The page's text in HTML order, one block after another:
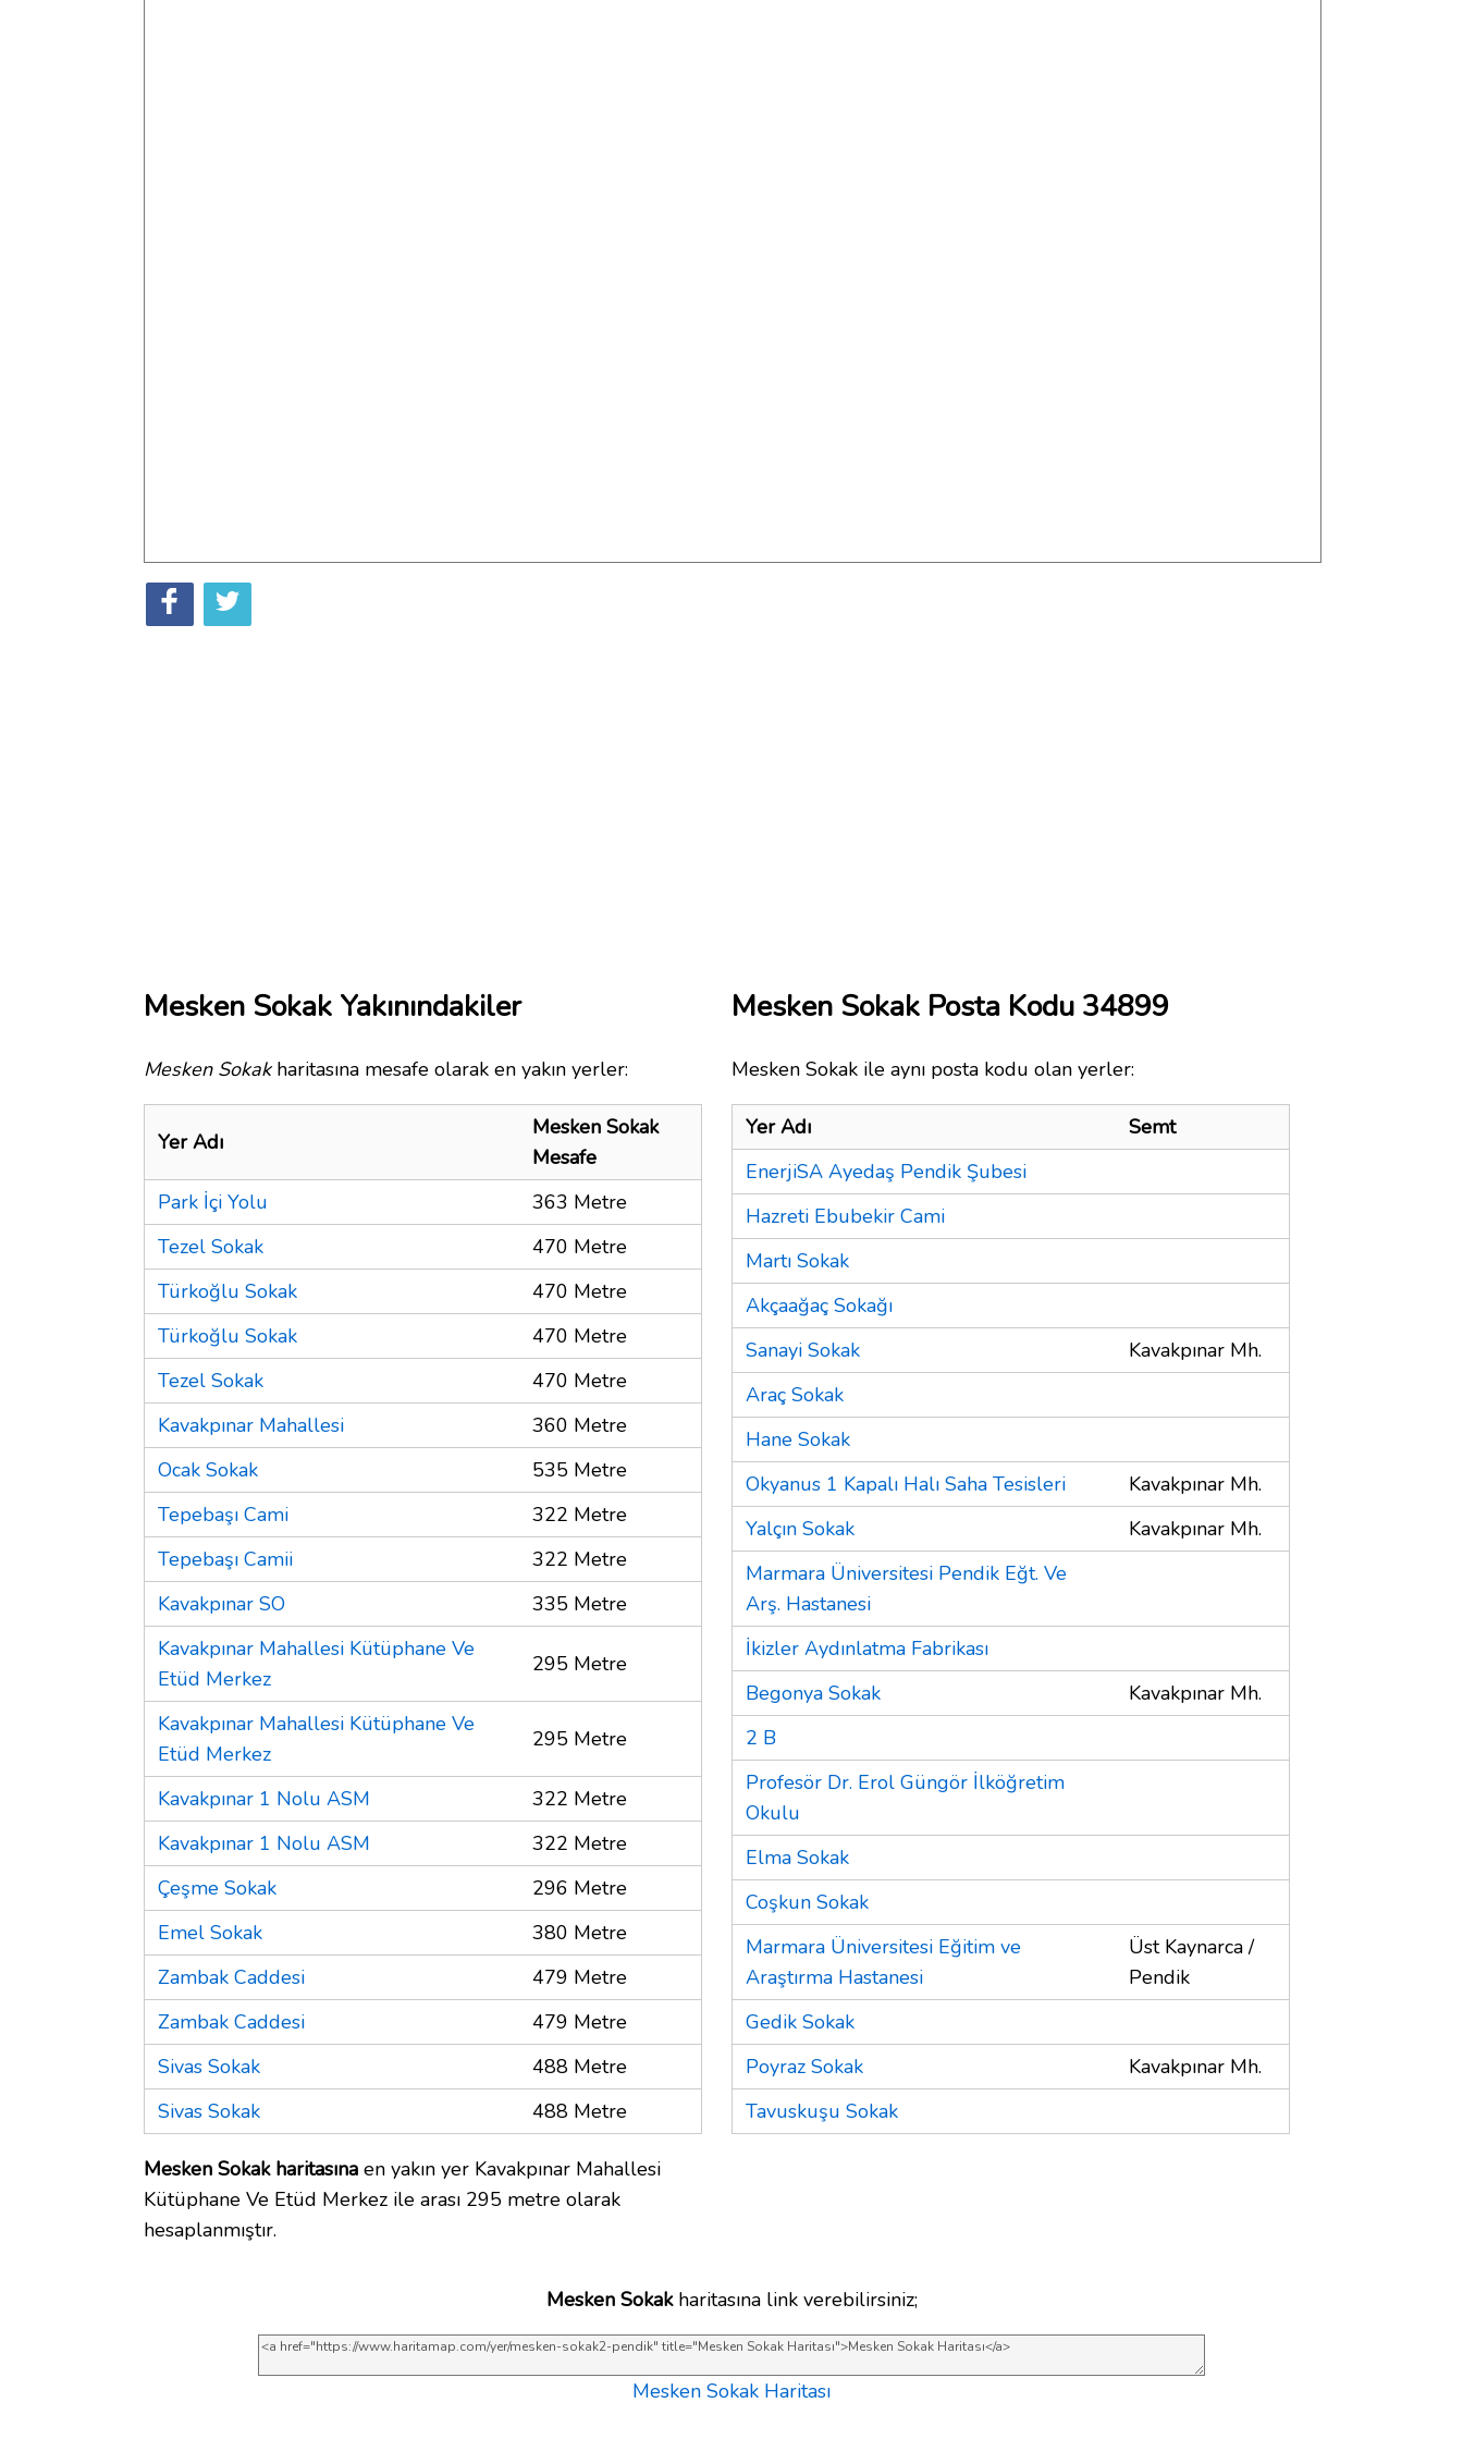
Mesken Sokak Yakınındakiler
Mesken Sokakharitasına mesafe olarak en yakın yerler:
Yer Adı
Mesken Sokak
Mesafe
Park İçi Yolu
363 Metre
Tezel Sokak
470 Metre
Türkoğlu Sokak
470 Metre
Türkoğlu Sokak
470 Metre
Tezel Sokak
470 Metre
Kavakpınar Mahallesi
360 Metre
Ocak Sokak
535 Metre
Tepebaşı Cami
322 Metre
Tepebaşı Camii
322 Metre
Kavakpınar SO
335 Metre
Kavakpınar Mahallesi Kütüphane Ve
Etüd Merkez
295 Metre
Kavakpınar Mahallesi Kütüphane Ve
Etüd Merkez
295 Metre
Kavakpınar 1 Nolu ASM
322 Metre
Kavakpınar 1 Nolu ASM
322 Metre
Çeşme Sokak
296 Metre
Emel Sokak
380 Metre
Zambak Caddesi
479 Metre
Zambak Caddesi
479 Metre
Sivas Sokak
488 Metre
Sivas Sokak
488 Metre
Mesken Sokak haritasına en yakın yer Kavakpınar Mahallesi
Kütüphane Ve Etüd Merkez ile arası 295 metre olarak
hesaplanmıştır.
Mesken Sokak Posta Kodu 34899
Mesken Sokak ile aynı posta kodu olan yerler:
Yer Adı
Semt
EnerjiSA Ayedaş Pendik Şubesi
Hazreti Ebubekir Cami
Martı Sokak
Akçaağaç Sokağı
Sanayi Sokak
Kavakpınar Mh.
Araç Sokak
Hane Sokak
Okyanus 1 Kapalı Halı Saha Tesisleri
Kavakpınar Mh.
Yalçın Sokak
Kavakpınar Mh.
Marmara Üniversitesi Pendik Eğt. Ve
Arş. Hastanesi
İkizler Aydınlatma Fabrikası
Begonya Sokak
Kavakpınar Mh.
2 B
Profesör Dr. Erol Güngör İlköğretim
Okulu
Elma Sokak
Coşkun Sokak
Marmara Üniversitesi Eğitim ve
Araştırma Hastanesi
Üst Kaynarca /
Pendik
Gedik Sokak
Poyraz Sokak
Kavakpınar Mh.
Tavuskuşu Sokak
Mesken Sokakharitasına link verebilirsiniz;
Mesken Sokak Haritası